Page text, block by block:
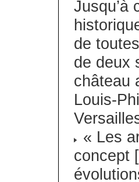
Jusqu’à
de
de deux
château
Louis-
« Les
concept